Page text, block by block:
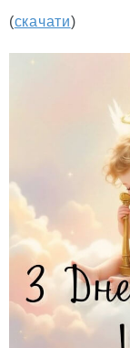
(скачати)